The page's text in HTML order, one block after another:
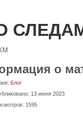
о
Блог
13 июня 2023
1595